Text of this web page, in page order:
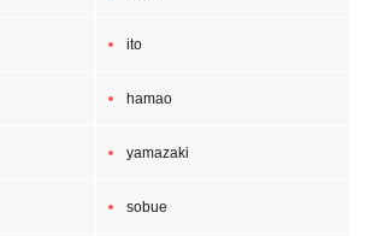
ito
hamao
yamazaki
sobue